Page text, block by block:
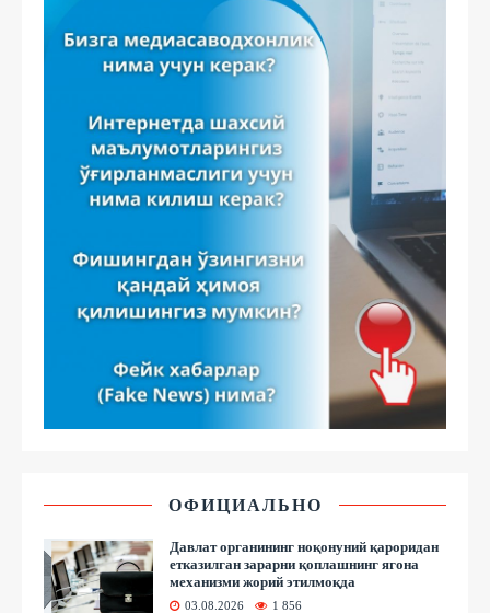
ОФИЦИАЛЬНО
Давлат органининг ноқонуний қароридан
етказилган зарарни қоплашнинг ягона
механизми жорий этилмоқда
03.08.2026 1 856